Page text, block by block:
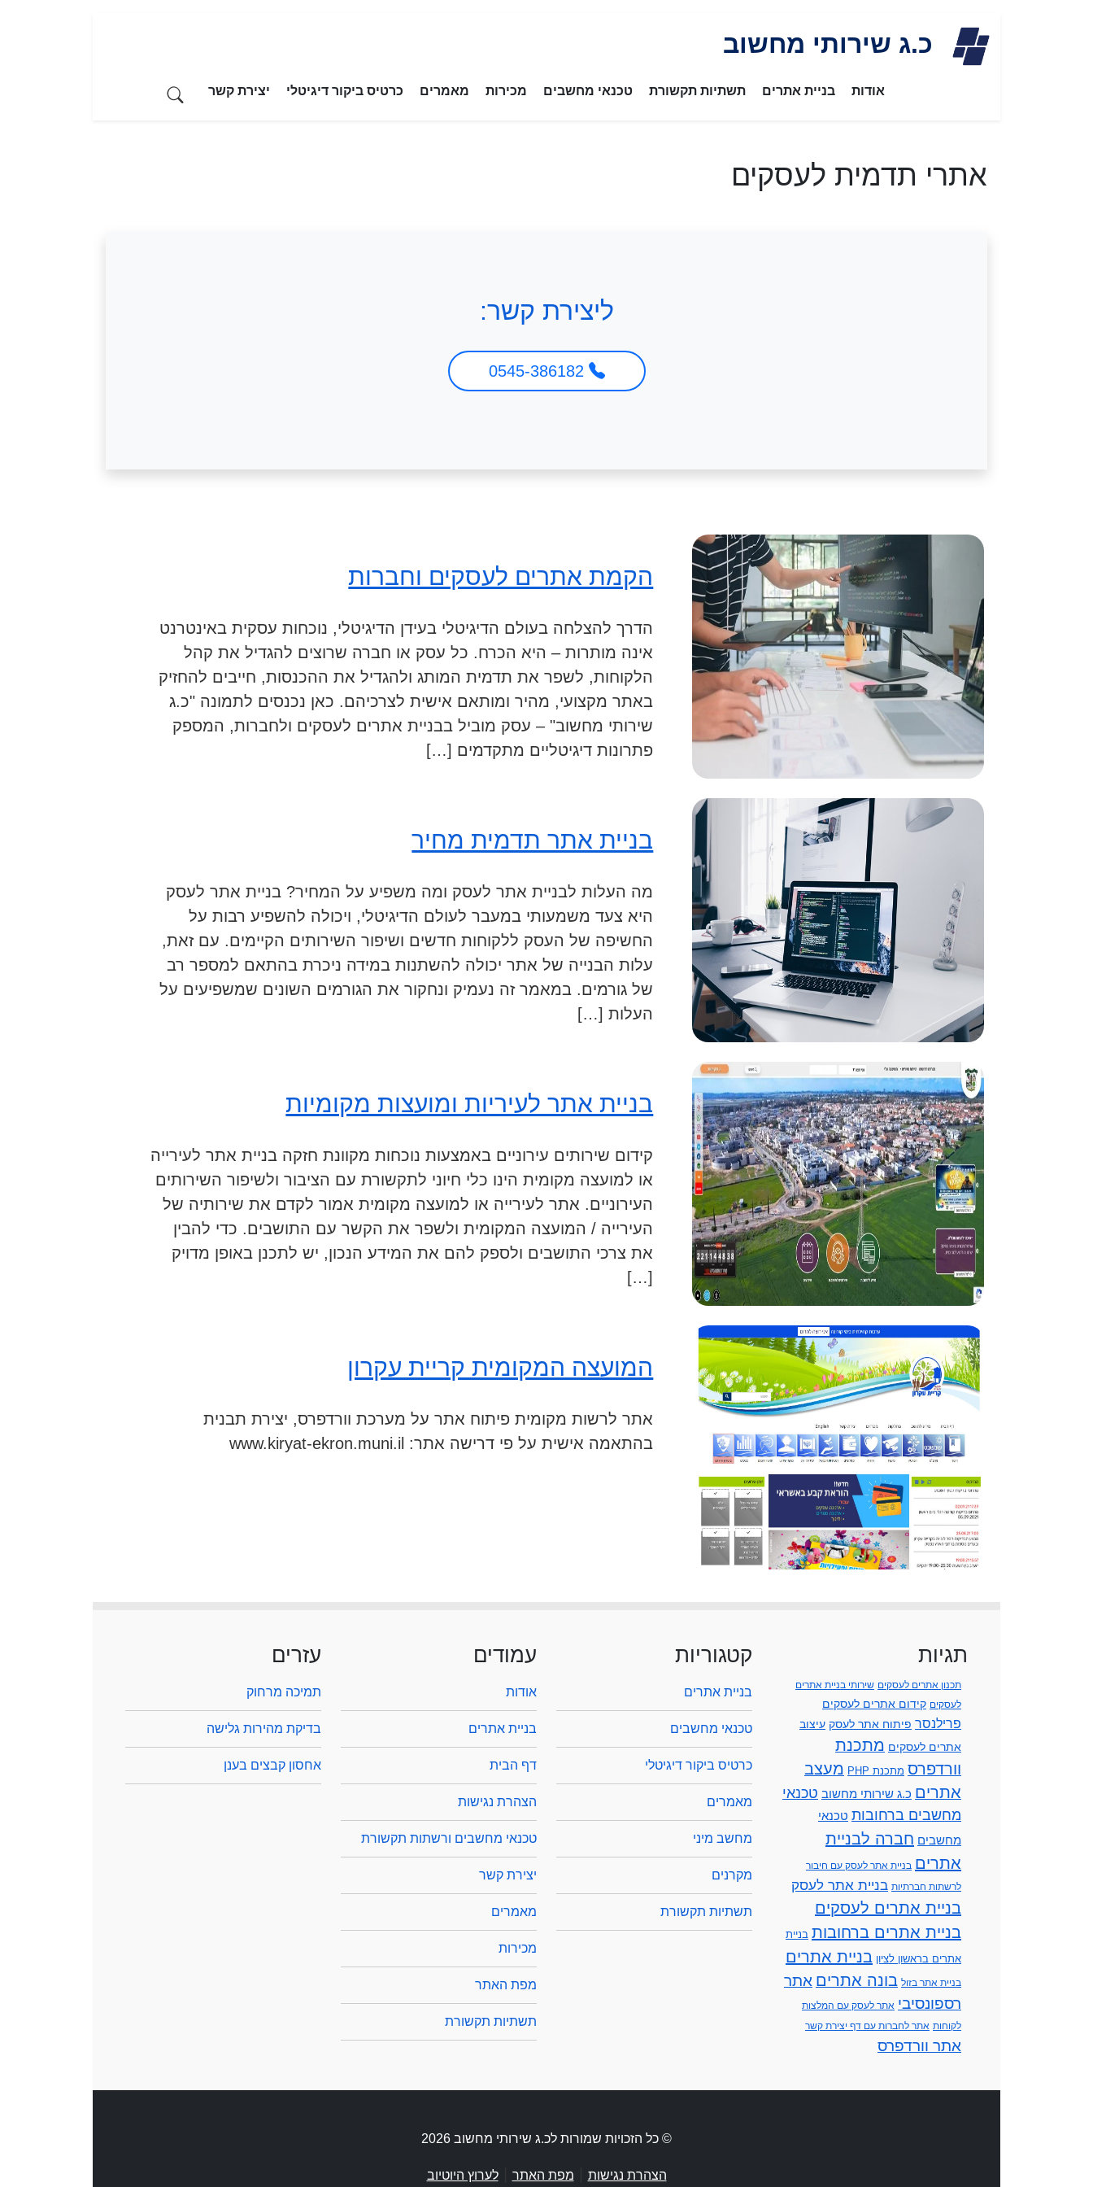
content
כ.ג שירותי מחשוב
אודות בניית אתרים תשתיות תקשורת טכנאי מחשבים מכירות מאמרים כרטיס ביקור דיגיטלי יצירת קשר
אתרי תדמית לעסקים
ליצירת קשר:
הקמת אתרים לעסקים וחברות
הדרך להצלחה בעולם הדיגיטלי בעידן הדיגיטלי, נוכחות עסקית באינטרנט
אינה מותרות – היא הכרח. כל עסק או חברה שרוצים להגדיל את קהל
הלקוחות, לשפר את תדמית המותג ולהגדיל את ההכנסות, חייבים להחזיק
באתר מקצועי, מהיר ומותאם אישית לצרכיהם. כאן נכנסים לתמונה "כ.ג
שירותי מחשוב" – עסק מוביל בבניית אתרים לעסקים ולחברות, המספק
פתרונות דיגיטליים מתקדמים […]
בניית אתר תדמית מחיר
מה העלות לבניית אתר לעסק ומה משפיע על המחיר? בניית אתר לעסק
היא צעד משמעותי במעבר לעולם הדיגיטלי, ויכולה להשפיע רבות על
החשיפה של העסק ללקוחות חדשים ושיפור השירותים הקיימים. עם זאת,
עלות הבנייה של אתר יכולה להשתנות במידה ניכרת בהתאם למספר רב
של גורמים. במאמר זה נעמיק ונחקור את הגורמים השונים שמשפיעים על
העלות […]
בניית אתר לעיריות ומועצות מקומיות
קידום שירותים עירוניים באמצעות נוכחות מקוונת חזקה בניית אתר לעירייה
או למועצה מקומית הינו כלי חיוני לתקשורת עם הציבור ולשיפור השירותים
העירוניים. אתר לעירייה או למועצה מקומית אמור לקדם את שירותיה של
העירייה / המועצה המקומית ולשפר את הקשר עם התושבים. כדי להבין
את צרכי התושבים ולספק להם את המידע הנכון, יש לתכנן באופן מדויק
[…]
המועצה המקומית קריית עקרון
אתר לרשות מקומית פיתוח אתר על מערכת וורדפרס, יצירת תבנית
בהתאמה אישית על פי דרישה אתר: www.kiryat-ekron.muni.il
תגיות
תכנון אתרים לעסקים שירותי בניית אתרים
לעסקים קידום אתרים לעסקים
פרילנסר פיתוח אתר לעסק עיצוב
אתרים לעסקים מתכנת
וורדפרס מתכנת PHP
מעצב
אתרים כ.ג שירותי מחשוב טכנאי
מחשבים ברחובות טכנאי
מחשבים חברה לבניית
אתרים בניית אתר לעסק עם חיבור
לרשתות חברתיות בניית אתר לעסק
בניית אתרים לעסקים
בניית אתרים ברחובות בניית
אתרים בראשון לציון בניית אתרים
בניית אתר בזול בונה אתרים אתר
רספונסיבי אתר לעסק עם המלצות
לקוחות אתר לחברות עם דף יצירת קשר
אתר וורדפרס
קטגוריות
בניית אתרים
טכנאי מחשבים
כרטיס ביקור דיגיטלי
מאמרים
מחשב מיני
מקרנים
תשתיות תקשורת
עמודים
אודות
בניית אתרים
דף הבית
הצהרת נגישות
טכנאי מחשבים ורשתות תקשורת
יצירת קשר
מאמרים
מכירות
מפת האתר
תשתיות תקשורת
עזרים
תמיכה מרחוק
בדיקת מהירות גלישה
אחסון קבצים בענן
© כל הזכויות שמורות לכ.ג שירותי מחשוב 2026
הצהרת נגישות מפת האתר |לערוץ היוטיוב